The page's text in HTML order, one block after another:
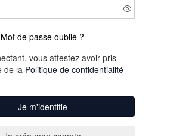
Mot de passe oublié ?
vous attestez avoir pris
de la Politique de confidentialité
Je m'identifie